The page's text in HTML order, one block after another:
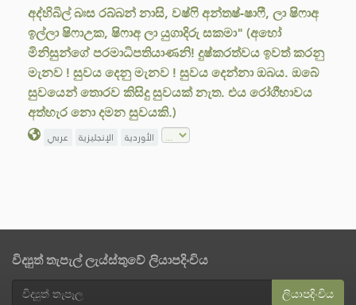
අද්හිබිල් බඃස රබ්බන් නාසි, වෂ්ෆි අන්තෂ්-ෂාෆී, ලා ෂිෆාඅ
ඉල්ලා ෂිෆාඋක, ෂිෆාඅ ලා යුගාදිරු සකමා" (අහෝ
මිනිසුන්ගේ පරමාධිපතියාණනි! දුෂ්කරත්වය ඉවත් කරනු
මැනව ! සුවය දෙනු මැනව ! සුවය දෙන්නා ඔබය. ඔබේ
සුවයෙන් තොරව කිසිදු සුවයක් නැත. එය රෝගීභාවය
අත්හැර නො දමන සුවයකි.)
عربي الإنجليزية الأوردية
විද්‍යුත් තැපැල් ලැය්ස්තුවේ ලියාපදිංචිය
ලියාපදිංචිය